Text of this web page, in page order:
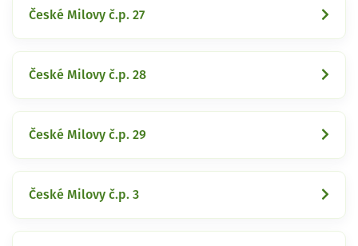
České Milovy č.p. 27
České Milovy č.p. 28
České Milovy č.p. 29
České Milovy č.p. 3